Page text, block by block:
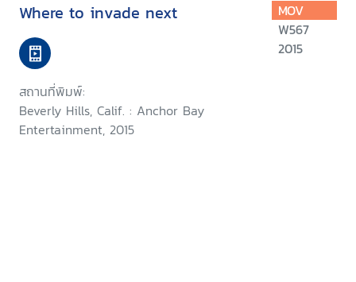
Where to invade next
สถานที่พิมพ์:
Beverly Hills, Calif. : Anchor Bay
Entertainment, 2015
MOV
W567
2015